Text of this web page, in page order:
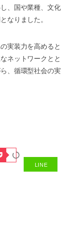
、国や業種、文化
なりました。
実装力を高めると
ネットワークとと
、循環型社会の実
LINE